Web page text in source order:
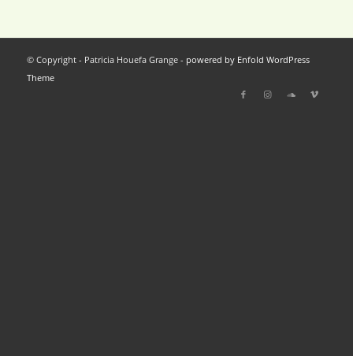
© Copyright - Patricia Houefa Grange - powered by Enfold WordPress
Theme